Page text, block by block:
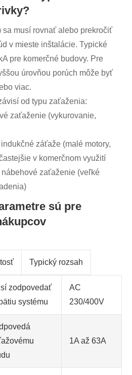
sa musí rovnať alebo prekročiť
v mieste inštalácie. Typické
pre komerčné budovy. Pre
úrovňou porúch môže byť
viac.
od typu zaťaženia:
zaťaženie (vykurovanie,
záťaže (malé motory,
v komerčnom využití
nábehové zaťaženie (veľké
sú pre
Typický rozsah
zodpovedať
systému
AC
230/400V
1A až 63A